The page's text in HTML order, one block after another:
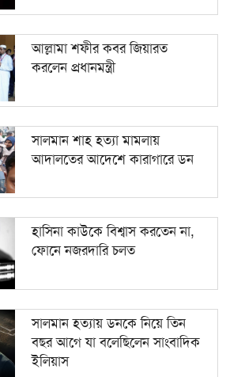
আল্লামা শফীর কবর জিয়ারত
করলেন প্রধানমন্ত্রী
সালমান শাহ হত্যা মামলায়
আদালতের আদেশে কারাগারে ডন
হাসিনা কাউকে বিশ্বাস করতেন না,
ফোনে নজরদারি চলত
সালমান হত্যায় ডনকে নিয়ে তিন
বছর আগে যা বলেছিলেন সাংবাদিক
ইলিয়াস